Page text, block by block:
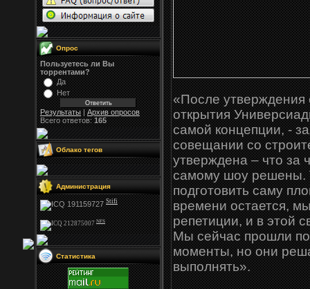
Опрос
Пользуетесь ли Вы
торрентами?
Да
Нет
Результаты|Архив опросов
Всего ответов:165
Облако тегов
Администрация
Stifi
NFS
Статистика
«После утверждения
открытия
самой концепции, -
совещании со
утверждена – что за
самому шоу решены.
подготовить саму
времени остается,
репетиции, и в этой
Мы сейчас прошли
моменты, но они
выполнять».